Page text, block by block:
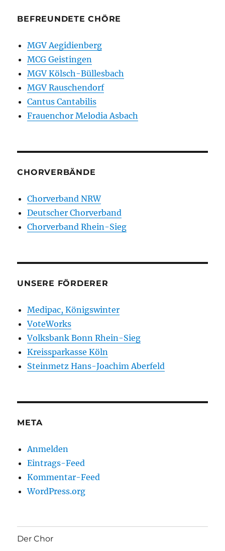
BEFREUNDETE CHÖRE
MGV Aegidienberg
MCG Geistingen
MGV Kölsch-Büllesbach
MGV Rauschendorf
Cantus Cantabilis
Frauenchor Melodia Asbach
CHORVERBÄNDE
Chorverband NRW
Deutscher Chorverband
Chorverband Rhein-Sieg
UNSERE FÖRDERER
Medipac, Königswinter
VoteWorks
Volksbank Bonn Rhein-Sieg
Kreissparkasse Köln
Steinmetz Hans-Joachim Aberfeld
META
Anmelden
Eintrags-Feed
Kommentar-Feed
WordPress.org
Der Chor